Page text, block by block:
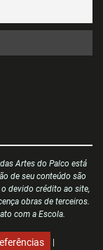
Artes do Palco está
de seu conteúdo são
devido crédito ao site,
obras de terceiros.
com a Escola.
|